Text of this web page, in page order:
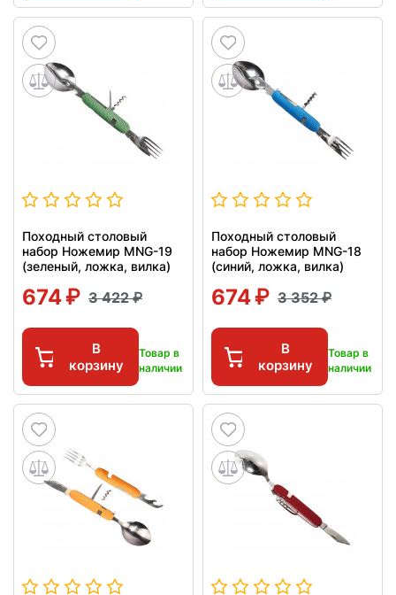
Походный столовый
набор Ножемир MNG-19
(зеленый, ложка, вилка)
674 3 422
В
корзину
Товар в
наличии
Походный столовый
набор Ножемир MNG-18
(синий, ложка, вилка)
674 3 352
В
корзину
Товар в
наличии